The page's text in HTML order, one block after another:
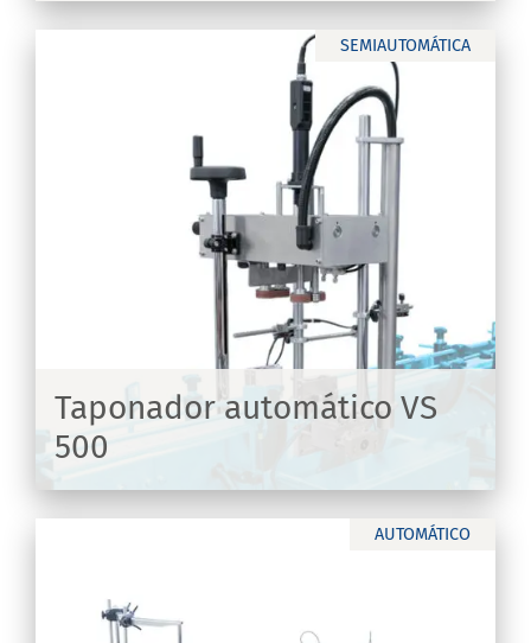
SEMIAUTOMÁTICA
Taponador automático VS
500
AUTOMÁTICO